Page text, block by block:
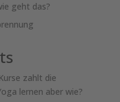
geht das?
zahlt die
lernen aber wie?